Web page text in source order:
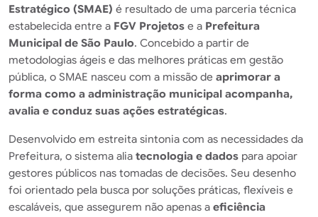
Estratégico (SMAE) é resultado de uma parceria técnica
estabelecida entre a FGV Projetos e a Prefeitura
Municipal de São Paulo. Concebido a partir de
metodologias ágeis e das melhores práticas em gestão
pública, o SMAE nasceu com a missão de aprimorar a
forma como a administração municipal acompanha,
avalia e conduz suas ações estratégicas.
Desenvolvido em estreita sintonia com as necessidades da
Prefeitura, o sistema alia tecnologia e dados para apoiar
gestores públicos nas tomadas de decisões. Seu desenho
foi orientado pela busca por soluções práticas, flexíveis e
escaláveis, que assegurem não apenas a eficiência